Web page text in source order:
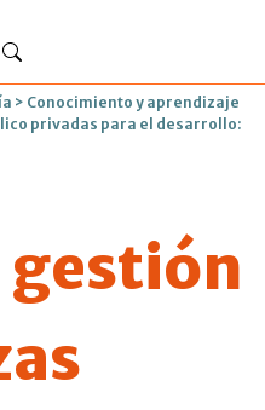
> Conocimiento y aprendizaje
privadas para el desarrollo:
gestión